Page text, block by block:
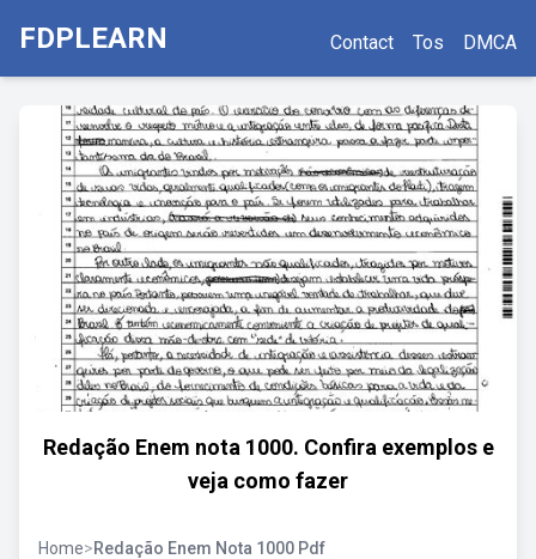
FDPLEARN Contact Tos DMCA
Redação Enem nota 1000. Confira exemplos e
veja como fazer
Home>Redação Enem Nota 1000 Pdf